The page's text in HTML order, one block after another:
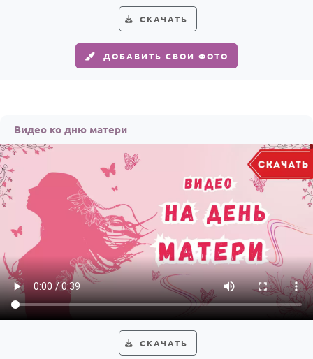
СКАЧАТЬ
ДОБАВИТЬ СВОИ ФОТО
Видео ко дню матери
СКАЧАТЬ